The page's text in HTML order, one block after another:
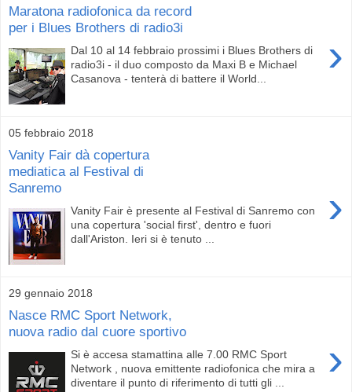
Maratona radiofonica da record
per i Blues Brothers di radio3i
›
Dal 10 al 14 febbraio prossimi i Blues Brothers di
radio3i - il duo composto da Maxi B e Michael
Casanova - tenterà di battere il World...
05 febbraio 2018
Vanity Fair dà copertura
mediatica al Festival di
Sanremo
›
Vanity Fair è presente al Festival di Sanremo con
una copertura 'social first', dentro e fuori
dall'Ariston. Ieri si è tenuto ...
29 gennaio 2018
Nasce RMC Sport Network,
nuova radio dal cuore sportivo
›
Si è accesa stamattina alle 7.00 RMC Sport
Network , nuova emittente radiofonica che mira a
diventare il punto di riferimento di tutti gli ...